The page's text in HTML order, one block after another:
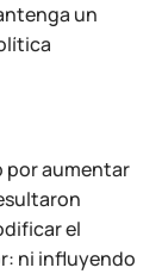
un
por aumentar
el
ni influyendo